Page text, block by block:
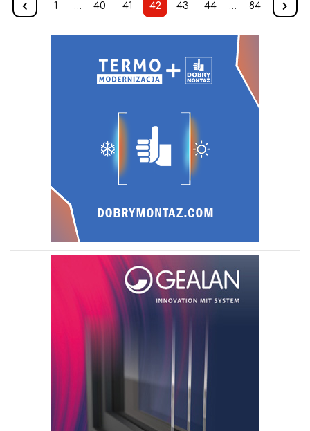
1 … 40 41 42 43 44 … 84